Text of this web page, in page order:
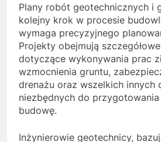
Plany robót geotechnicznych i
kolejny krok w procesie
wymaga precyzyjnego
Projekty obejmują
dotyczące wykonywania prac
wzmocnienia gruntu,
drenażu oraz wszelkich innych
niezbędnych do
budowę.
Inżynierowie geotechnicy,